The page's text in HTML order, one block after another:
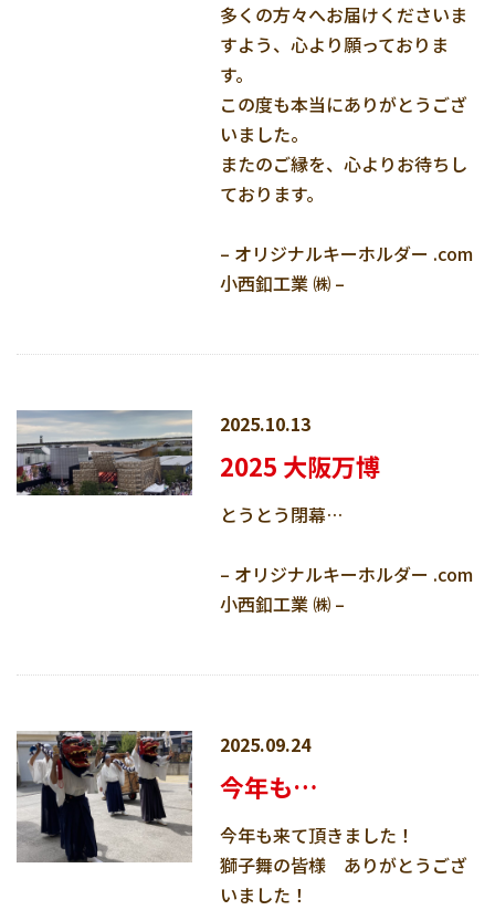
多くの方々へお届けくださいま
すよう、心より願っておりま
す。
この度も本当にありがとうござ
いました。
またのご縁を、心よりお待ちし
ております。
– オリジナルキーホルダー .com
小西釦工業 ㈱ –
2025.10.13
2025 大阪万博
とうとう閉幕…
– オリジナルキーホルダー .com
小西釦工業 ㈱ –
2025.09.24
今年も…
今年も来て頂きました！
獅子舞の皆様 ありがとうござ
いました！